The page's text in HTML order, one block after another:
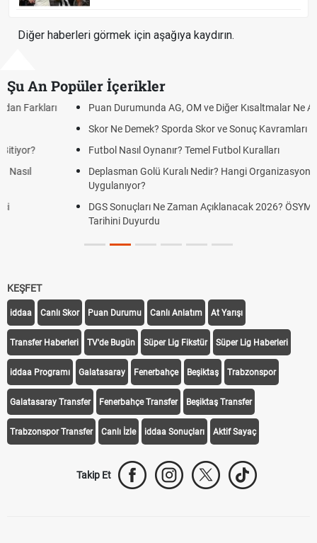
Diğer haberleri görmek için aşağıya kaydırın.
Şu An Popüler İçerikler
Puan Durumunda AG, OM ve Diğer Kısaltmalar Ne Anlama Gelir?
Skor Ne Demek? Sporda Skor ve Sonuç Kavramları
Futbol Nasıl Oynanır? Temel Futbol Kuralları
Deplasman Golü Kuralı Nedir? Hangi Organizasyonlarda
DGS Sonuçları Ne Zaman Açıklanacak 2026? ÖSYM Sonuç
Tarihini Duyurdu
KEŞFET
iddaa Canlı Skor Puan Durumu Canlı Anlatım At Yarışı
Transfer Haberleri TV'de Bugün Süper Lig Fikstür Süper Lig Haberleri
iddaa Programı Galatasaray Fenerbahçe Beşiktaş Trabzonspor
Galatasaray Transfer Fenerbahçe Transfer Beşiktaş Transfer
Trabzonspor Transfer Canlı İzle iddaa Sonuçları Aktif Sayaç
Takip Et